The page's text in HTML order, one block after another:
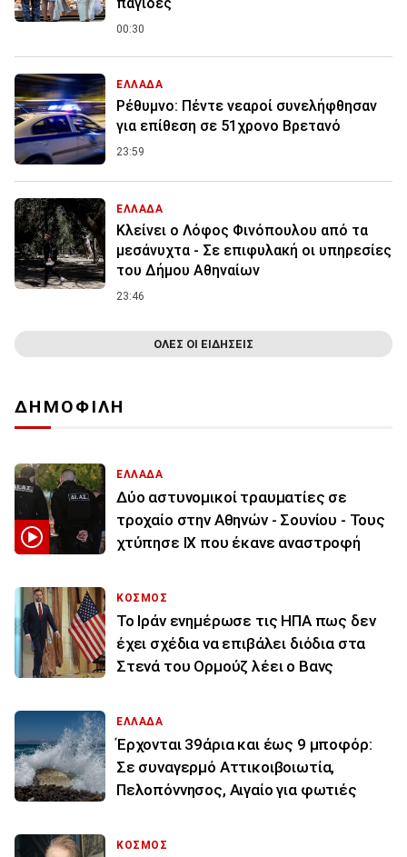
00:30
ΕΛΛΑΔΑ
Ρέθυμνο: Πέντε νεαροί συνελήφθησαν
για επίθεση σε 51χρονο Βρετανό
23:59
ΕΛΛΑΔΑ
Κλείνει ο Λόφος Φινόπουλου από τα
μεσάνυχτα - Σε επιφυλακή οι υπηρεσίες
του Δήμου Αθηναίων
23:46
ΟΛΕΣ ΟΙ ΕΙΔΗΣΕΙΣ
ΔΗΜΟΦΙΛΗ
ΕΛΛΑΔΑ
Δύο αστυνομικοί τραυματίες σε
τροχαίο στην Αθηνών - Σουνίου - Τους
χτύπησε ΙΧ που έκανε αναστροφή
ΚΟΣΜΟΣ
To Ιράν ενημέρωσε τις ΗΠΑ πως δεν
έχει σχέδια να επιβάλει διόδια στα
Στενά του Ορμούζ λέει ο Βανς
ΕΛΛΑΔΑ
Έρχονται 39άρια και έως 9 μποφόρ:
Σε συναγερμό Αττικοιβοιωτία,
Πελοπόννησος, Αιγαίο για φωτιές
ΚΟΣΜΟΣ